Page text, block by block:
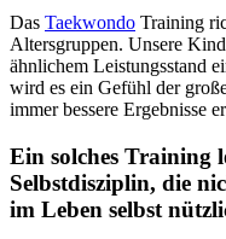
Das Taekwondo Training
Altersgruppen. Unsere
ähnlichem Leistungsstand
wird es ein Gefühl der
immer bessere Ergebnisse
Ein solches Training
Selbstdisziplin, die
im Leben selbst